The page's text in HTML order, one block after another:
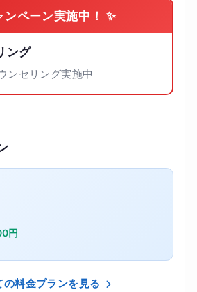
ンペーン実施中！ ✨
ング
ンセリング実施中
円
の料金プランを見る